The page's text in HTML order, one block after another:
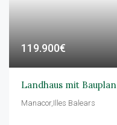
119.900€
Landhaus mit Bauplan
Manacor,Illes Balears